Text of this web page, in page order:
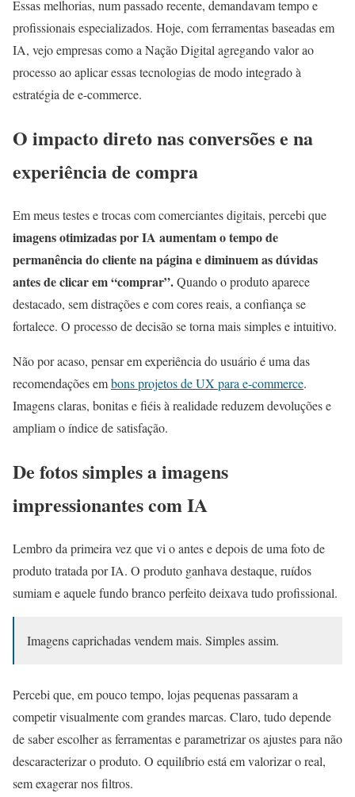
Essas melhorias, num passado recente, demandavam tempo e
profissionais especializados. Hoje, com ferramentas baseadas em
IA, vejo empresas como a Nação Digital agregando valor ao
processo ao aplicar essas tecnologias de modo integrado à
estratégia de e-commerce.
O impacto direto nas conversões e na
experiência de compra
Em meus testes e trocas com comerciantes digitais, percebi que
imagens otimizadas por IA aumentam o tempo de
permanência do cliente na página e diminuem as dúvidas
antes de clicar em “comprar”.Quando o produto aparece
destacado, sem distrações e com cores reais, a confiança se
fortalece. O processo de decisão se torna mais simples e intuitivo.
Não por acaso, pensar em experiência do usuário é uma das
recomendações embons projetos de UX para e-commerce.
Imagens claras, bonitas e fiéis à realidade reduzem devoluções e
ampliam o índice de satisfação.
De fotos simples a imagens
impressionantes com IA
Lembro da primeira vez que vi o antes e depois de uma foto de
produto tratada por IA. O produto ganhava destaque, ruídos
sumiam e aquele fundo branco perfeito deixava tudo profissional.
Imagens caprichadas vendem mais. Simples assim.
Percebi que, em pouco tempo, lojas pequenas passaram a
competir visualmente com grandes marcas. Claro, tudo depende
de saber escolher as ferramentas e parametrizar os ajustes para não
descaracterizar o produto. O equilíbrio está em valorizar o real,
sem exagerar nos filtros.